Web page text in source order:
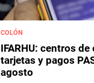
COLÓN
IFARHU: centros de
tarjetas y pagos
agosto